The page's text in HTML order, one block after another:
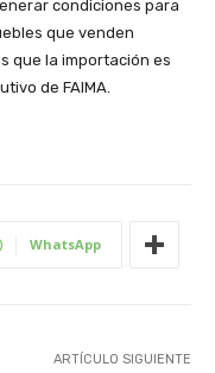
condiciones para
que venden
que la importación es
de FAIMA.
WhatsApp
ARTÍCULO SIGUIENTE